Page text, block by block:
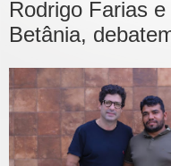
Rodrigo Farias
Betânia,